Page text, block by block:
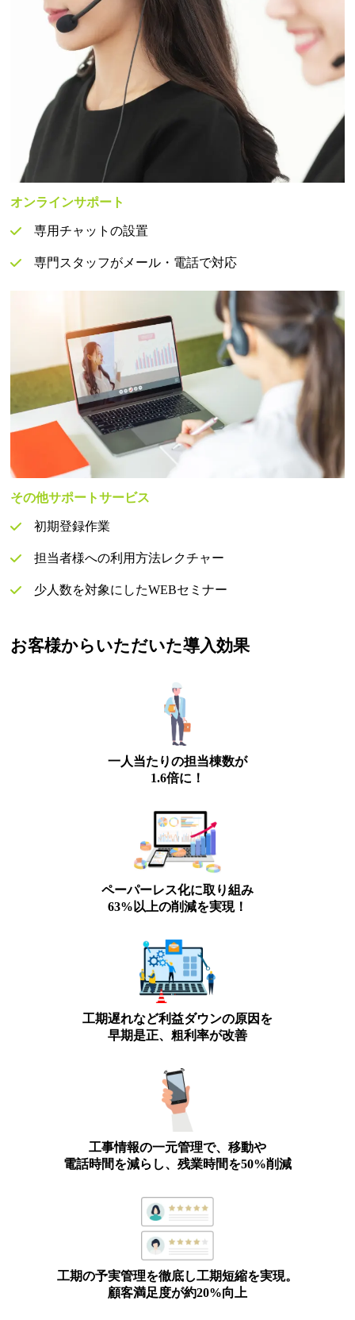
オンラインサポート
専用チャットの設置
専門スタッフがメール・電話で対応
その他サポートサービス
初期登録作業
担当者様への利用方法レクチャー
少人数を対象にしたWEBセミナー
お客様からいただいた導入効果
一人当たりの担当棟数が
1.6倍に！
ペーパーレス化に取り組み
63%以上の削減を実現！
工期遅れなど利益ダウンの原因を
早期是正、粗利率が改善
工事情報の一元管理で、移動や
電話時間を減らし、残業時間を50%削減
工期の予実管理を徹底し工期短縮を実現。
顧客満足度が約20%向上